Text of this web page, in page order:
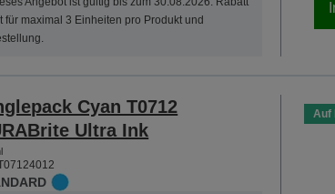
für maximal 3 Einheiten pro Produkt und
Cyan T0712
Ultra Ink
Auf